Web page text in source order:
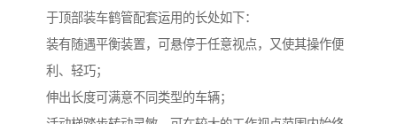
于顶部装车鹤管配套运用的长处如下：
装有随遇平衡装置，可悬停于任意视点，又使其操作便
利、轻巧；
伸出长度可满意不同类型的车辆；